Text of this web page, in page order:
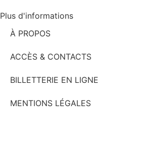
Plus d'informations
À PROPOS
ACCÈS & CONTACTS
BILLETTERIE EN LIGNE
MENTIONS LÉGALES